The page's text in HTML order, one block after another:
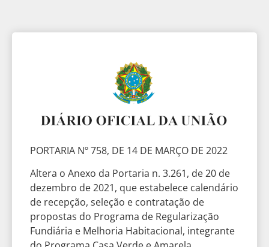
PORTARIA Nº 758, DE 14 DE MARÇO DE 2022
Altera o Anexo da Portaria n. 3.261, de 20 de
dezembro de 2021, que estabelece calendário
de recepção, seleção e contratação de
propostas do Programa de Regularização
Fundiária e Melhoria Habitacional, integrante